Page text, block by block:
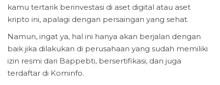
kamu tertarik berinvestasi di aset digital atau aset
kripto ini, apalagi dengan persaingan yang sehat.
Namun, ingat ya, hal ini hanya akan berjalan dengan
baik jika dilakukan di perusahaan yang sudah memiliki
izin resmi dari Bappebti, bersertifikasi, dan juga
terdaftar di Kominfo.